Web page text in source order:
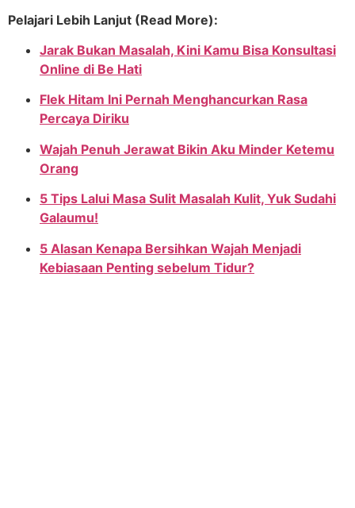
Pelajari Lebih Lanjut (Read More):
Jarak Bukan Masalah, Kini Kamu Bisa Konsultasi
Online di Be Hati
Flek Hitam Ini Pernah Menghancurkan Rasa
Percaya Diriku
Wajah Penuh Jerawat Bikin Aku Minder Ketemu
Orang
5 Tips Lalui Masa Sulit Masalah Kulit, Yuk Sudahi
Galaumu!
5 Alasan Kenapa Bersihkan Wajah Menjadi
Kebiasaan Penting sebelum Tidur?